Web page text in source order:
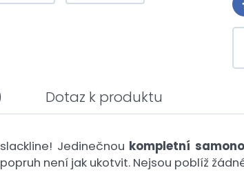
Dotaz k produktu
Jedinečnou kompletní
není jak ukotvit. Nejsou poblíž